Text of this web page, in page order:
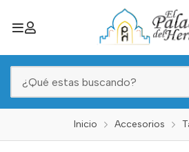
Inicio Accesorios